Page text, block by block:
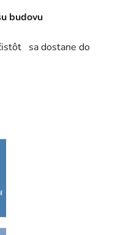
budovu
sa dostane do